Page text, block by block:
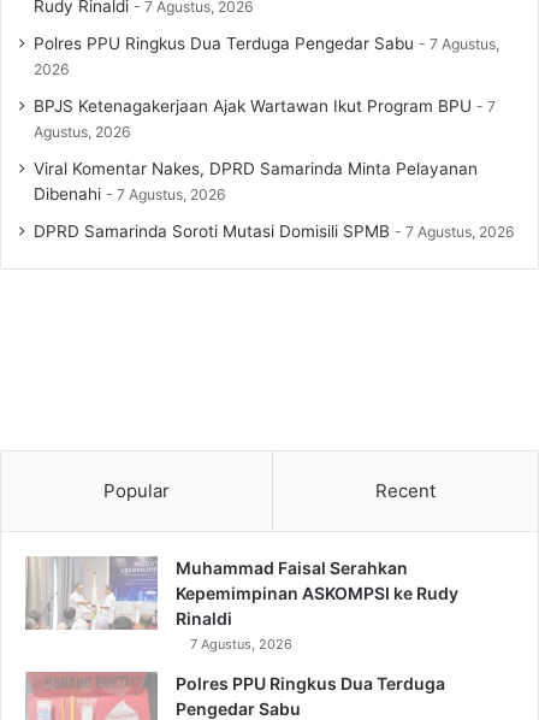
Rudy Rinaldi 7 Agustus, 2026
Polres PPU Ringkus Dua Terduga Pengedar Sabu
7 Agustus,
2026
BPJS Ketenagakerjaan Ajak Wartawan Ikut Program BPU
7
Agustus, 2026
Viral Komentar Nakes, DPRD Samarinda Minta Pelayanan
Dibenahi
7 Agustus, 2026
DPRD Samarinda Soroti Mutasi Domisili SPMB 7 Agustus, 2026
Popular Recent
Muhammad Faisal Serahkan
Kepemimpinan ASKOMPSI ke Rudy
Rinaldi
7 Agustus, 2026
Polres PPU Ringkus Dua Terduga
Pengedar Sabu